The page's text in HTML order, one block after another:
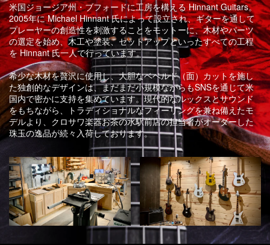
米国ジョージア州・ブフォードに工房を構える Hinnant Guitars。
2005年に Michael Hinnant 氏によって設立され、ギターを通して
プレーヤーの創造性を刺激することをモットーに、木材やパーツ
の選定を始め、木工や塗装、セットアップといったすべての工程
を Hinnant 氏一人で行っています。
希少な木材を贅沢に使用し、大胆なベベルド（面）カットを施し
た独創的なデザインは、まだまだ小規模ながらもSNSを通じて米
国内で密かに支持を集めています。現代的なルックスとサウンド
をもちながら、トラディショナルなフィーリングを兼ね備えたモ
デルより、クロサワ楽器お茶の水駅前店の担当者がオーダーした
珠玉の逸品が続々入荷しております。